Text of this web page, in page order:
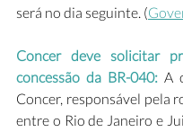
será no dia seguinte. (
Concer deve solicitar
concessão da BR-040: A
Concer, responsável pela
entre o Rio de Janeiro e